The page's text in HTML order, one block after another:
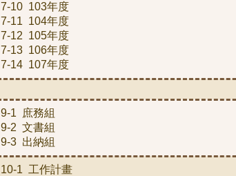
7-10 103年度
7-11 104年度
7-12 105年度
7-13 106年度
7-14 107年度
9-1 庶務組
9-2 文書組
9-3 出納組
10-1 工作計畫